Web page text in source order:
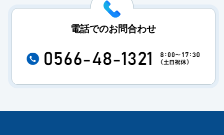
電話でのお問合わせ